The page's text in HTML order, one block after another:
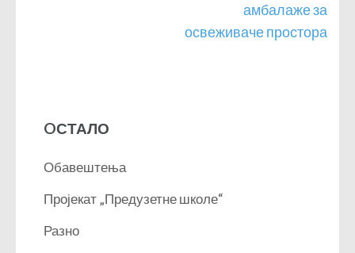
амбалаже за
освеживаче простора
OСТАЛО
Обавештења
Пројекат „Предузетне школе“
Разно